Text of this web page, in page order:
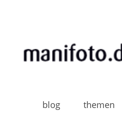
blog themen